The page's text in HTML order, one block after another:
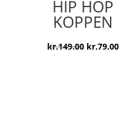
kr.149.00.
HIP HOP
KOPPEN
kr.149.00 Den
kr.79.00Den